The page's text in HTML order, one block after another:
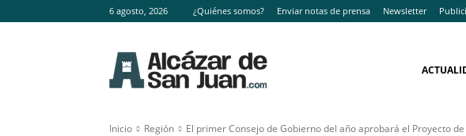
6 agosto, 2026 ¿Quiénes somos? Enviar notas de prensa Newsletter
Inicio Región El primer Consejo de Gobierno del año aprobará el Proyecto de